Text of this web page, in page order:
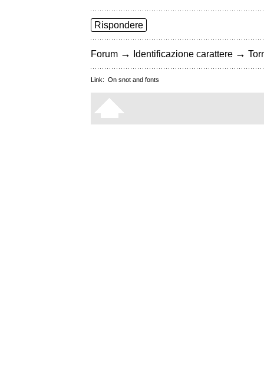
Rispondere
Forum → Identificazione carattere →
Link: On snot and fonts